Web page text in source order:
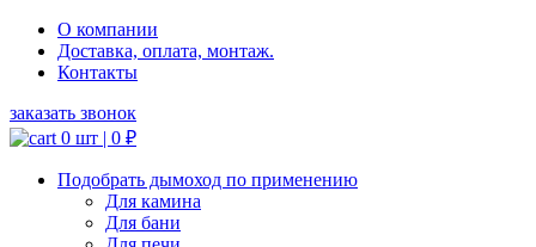
О компании
Доставка, оплата, монтаж.
Контакты
заказать звонок
0 шт | 0 ₽
Подобрать дымоход по применению
Для камина
Для бани